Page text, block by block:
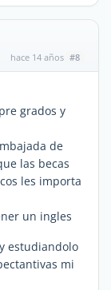
hace 14 años #8
grados y
de
las becas
les importa
un ingles
estudiandolo
mi